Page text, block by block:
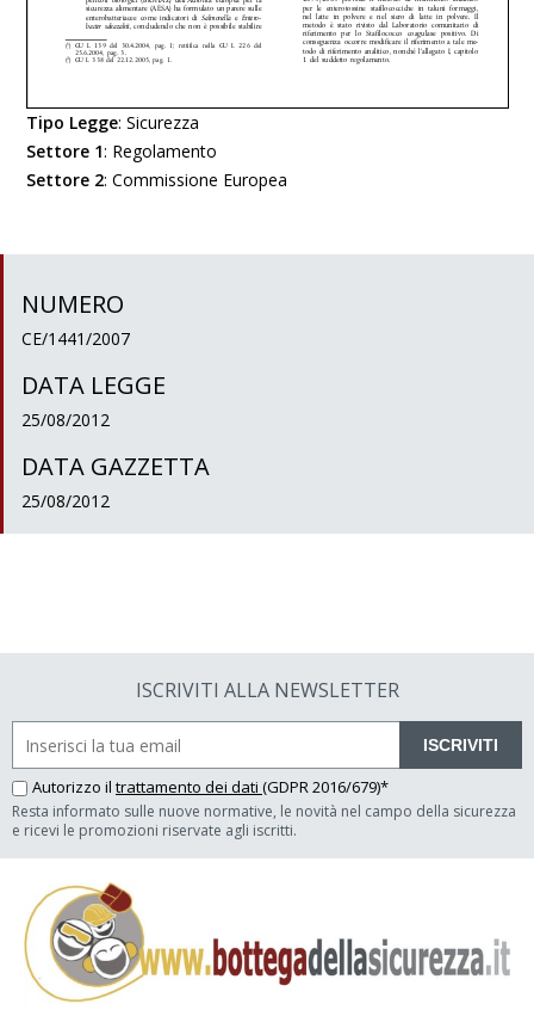
Tipo Legge:Sicurezza
Settore 1: Regolamento
Settore 2:Commissione Europea
NUMERO
CE/1441/2007
DATA LEGGE
25/08/2012
DATA GAZZETTA
25/08/2012
ISCRIVITI ALLA NEWSLETTER
ISCRIVITI
Autorizzo il trattamento dei dati (GDPR 2016/679)*
Resta informato sulle nuove normative, le novità nel campo della sicurezza
e ricevi le promozioni riservate agli iscritti.